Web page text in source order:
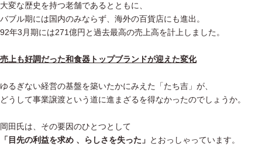
大変な歴史を持つ老舗であるとともに、
バブル期には国内のみならず、海外の百貨店にも進出。
92年3月期には271億円と過去最高の売上高を計上しました。
売上も好調だった和食器トップブランドが迎えた変化
ゆるぎない経営の基盤を築いたかにみえた「たち吉」が、
どうして事業譲渡という道に進まざるを得なかったのでしょうか。
岡田氏は、その要因のひとつとして
「目先の利益を求め 、らしさを失った」 とおっしゃっています。